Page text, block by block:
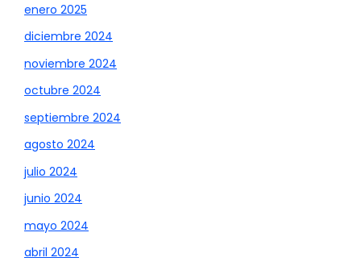
enero 2025
diciembre 2024
noviembre 2024
octubre 2024
septiembre 2024
agosto 2024
julio 2024
junio 2024
mayo 2024
abril 2024